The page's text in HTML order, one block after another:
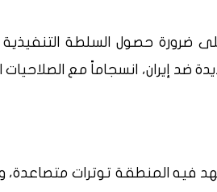
على ضرورة حصول السلطة
ضد إيران، انسجاماً مع
فيه المنطقة توترات